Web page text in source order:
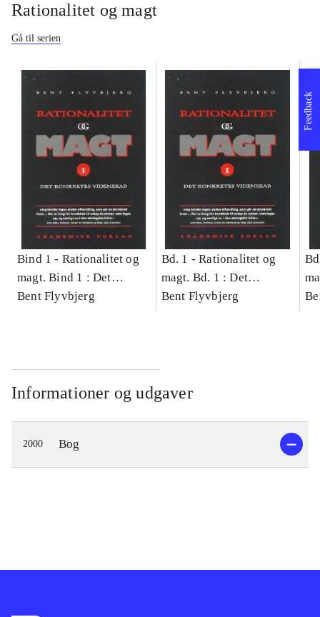
Rationalitet og magt
Gå til serien
Bind 1 - Rationalitet og
magt. Bind 1 : Det
konkretes videnskab
Bent Flyvbjerg
Bd. 1 -Rationalitet og
magt. Bd. 1 : Det
konkretes videnskab
Bent Flyvbjerg
Informationer og udgaver
2000 Bog
Feedback